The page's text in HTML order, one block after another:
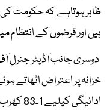
ظاہر ہوتاہے کہ حکومت
ہیں اور قرضوں کے
دوسری جانب آڈیٹر جنرل
خزانہ پر اعتراض اٹھاتے